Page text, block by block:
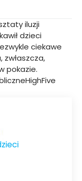
iluzji
dzieci
ciekawe
pokazie.